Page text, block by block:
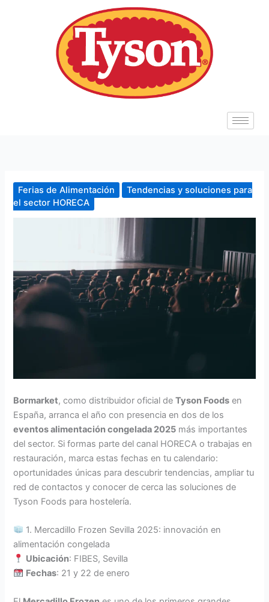
Ferias de Alimentación
Tendencias y soluciones para
el sector HORECA
Bormarket, como distribuidor oficial deTyson Foods en
España, arranca el año con presencia en dos de los
eventos alimentación congelada 2025 más importantes
del sector. Si formas parte del canal HORECA o trabajas en
restauración, marca estas fechas en tu calendario:
oportunidades únicas para descubrir tendencias, ampliar tu
red de contactos y conocer de cerca las soluciones de
Tyson Foods para hostelería.
1. Mercadillo Frozen Sevilla 2025: innovación en
alimentación congelada
Ubicación: FIBES, Sevilla
Fechas: 21 y 22 de enero